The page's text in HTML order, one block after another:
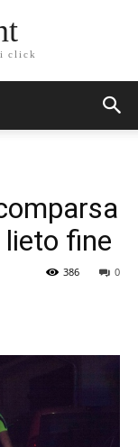
click
fine
0
386